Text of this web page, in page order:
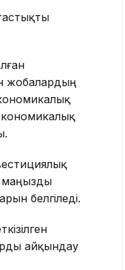
жобалардың
маңызды
белгіледі.
айқындау